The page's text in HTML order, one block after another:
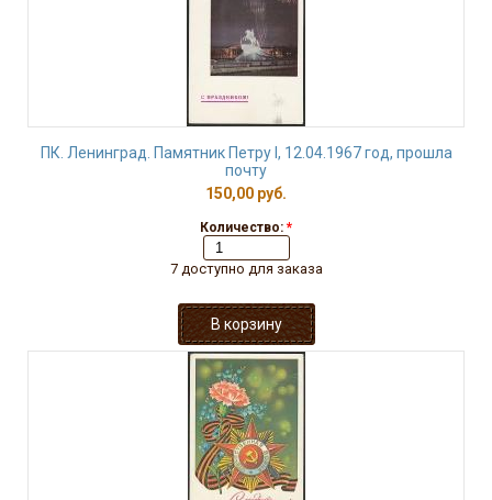
ПК. Ленинград. Памятник Петру I, 12.04.1967 год, прошла
почту
150,00 руб.
Количество: *
7 доступно для заказа